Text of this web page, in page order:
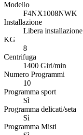
Modello
F4NX1008NWK
Installazione
Libera installazione
KG
8
Centrifuga
1400 Giri/min
Numero Programmi
10
Programma sport
Sì
Programma delicati/seta
Sì
Programma Misti